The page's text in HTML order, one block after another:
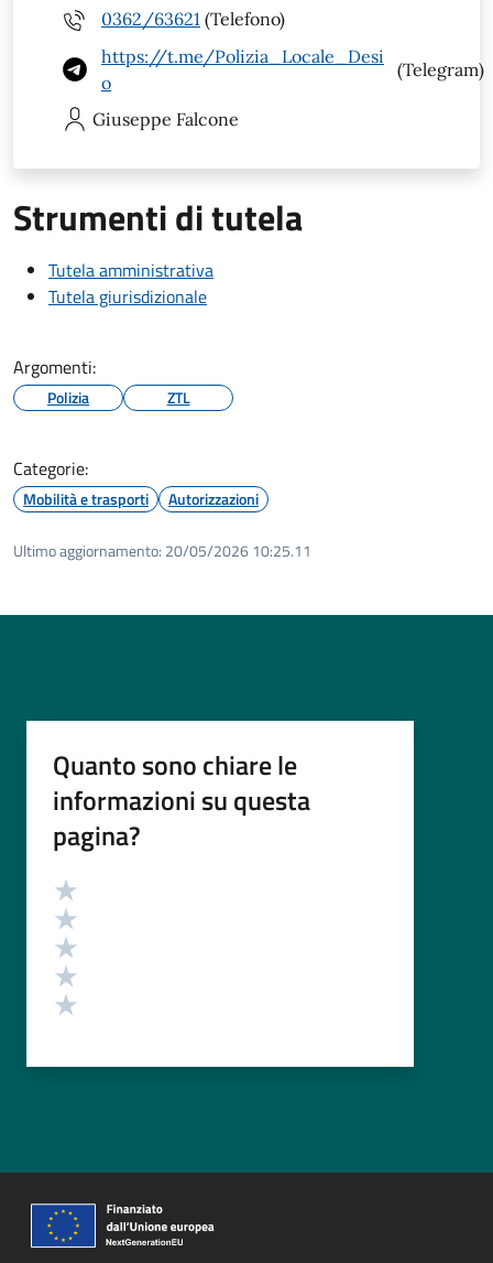
0362/63621 (Telefono)
https://t.me/Polizia_Locale_Desi
o
(Telegram)
Giuseppe Falcone
Strumenti di tutela
Tutela amministrativa
Tutela giurisdizionale
Argomenti:
Polizia ZTL
Categorie:
Mobilità e trasporti Autorizzazioni
Ultimo aggiornamento: 20/05/2026 10:25.11
Quanto sono chiare le
informazioni su questa
pagina?
Valutazione